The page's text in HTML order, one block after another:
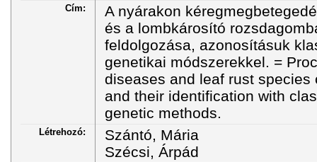
Cím:
A nyárakon
és a lombkárosító
feldolgozása, azonosításuk
genetikai módszerekkel. =
diseases and leaf rust species
and their identification with
genetic methods.
Létrehozó:
Szántó, Mária
Szécsi, Árpád